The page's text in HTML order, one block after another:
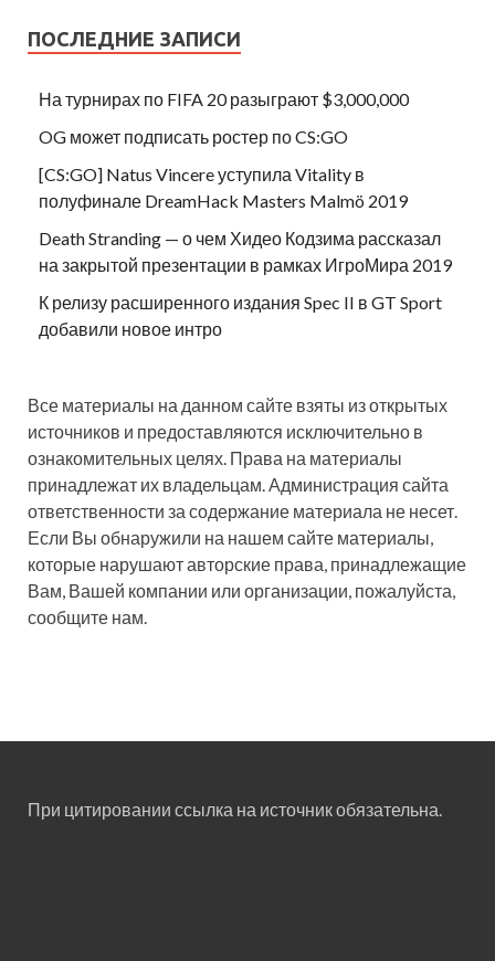
ПОСЛЕДНИЕ ЗАПИСИ
На турнирах по FIFA 20 разыграют $3,000,000
OG может подписать ростер по CS:GO
[CS:GO] Natus Vincere уступила Vitality в
полуфинале DreamHack Masters Malmö 2019
Death Stranding — о чем Хидео Кодзима рассказал
на закрытой презентации в рамках ИгроМира 2019
К релизу расширенного издания Spec II в GT Sport
добавили новое интро
Все материалы на данном сайте взяты из открытых
источников и предоставляются исключительно в
ознакомительных целях. Права на материалы
принадлежат их владельцам. Администрация сайта
ответственности за содержание материала не несет.
Если Вы обнаружили на нашем сайте материалы,
которые нарушают авторские права, принадлежащие
Вам, Вашей компании или организации, пожалуйста,
сообщите нам.
При цитировании ссылка на источник обязательна.